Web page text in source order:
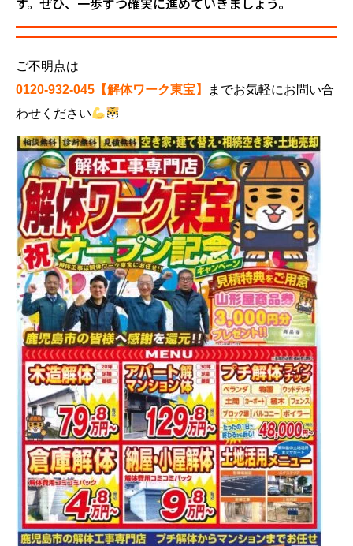
ご不明点は
0120-932-045【解体ワーク東宝】
までお気軽にお問い合
わせください